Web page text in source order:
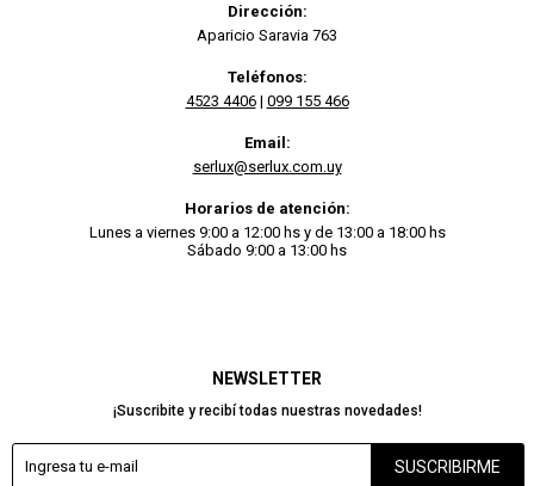
NEWSLETTER
¡Suscribite y recibí todas nuestras novedades!
SUSCRIBIRME
Dirección:
Aparicio Saravia 763
Teléfonos:
4523 4406| 099 155 466
Email:
serlux@serlux.com.uy
Horarios de atención:
Lunes a viernes 9:00 a 12:00 hs y de 13:00 a 18:00 hs
Sábado 9:00 a 13:00 hs